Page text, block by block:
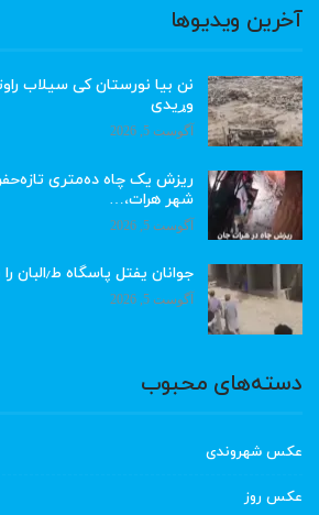
آخرین ویدیوها
نن بیا نورستان کی سیلاب
وړیدی
آگوست 5, 2026
ریزش یک چاه ده‌متری
شهر هرات،…
آگوست 5, 2026
جوانان یفتل پاسگاه ط٫البان را محاصره کردند
آگوست 5, 2026
دسته‌های محبوب
عکس شهروندی
عکس روز